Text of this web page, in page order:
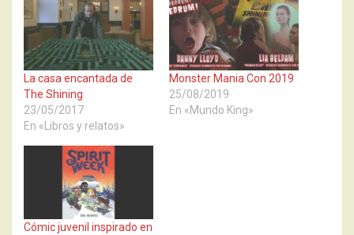
La casa encantada de
The Shining
23/05/2017
En «Libros y relatos»
Monster Mania Con 2019
25/08/2019
En «Mundo King»
Cómic juvenil inspirado en